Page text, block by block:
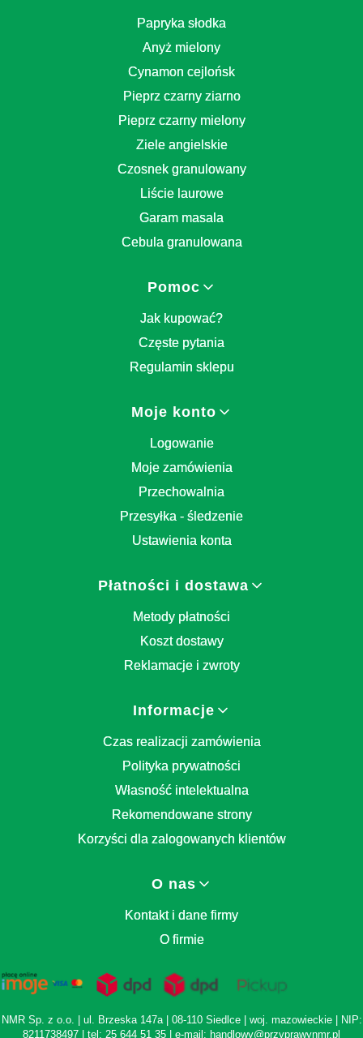
Papryka słodka
Anyż mielony
Cynamon cejlońsk
Pieprz czarny ziarno
Pieprz czarny mielony
Ziele angielskie
Czosnek granulowany
Liście laurowe
Garam masala
Cebula granulowana
Pomoc
Jak kupować?
Częste pytania
Regulamin sklepu
Moje konto
Logowanie
Moje zamówienia
Przechowalnia
Przesyłka - śledzenie
Ustawienia konta
Płatności i dostawa
Metody płatności
Koszt dostawy
Reklamacje i zwroty
Informacje
Czas realizacji zamówienia
Polityka prywatności
Własność intelektualna
Rekomendowane strony
Korzyści dla zalogowanych klientów
O nas
Kontakt i dane firmy
O firmie
NMR Sp. z o.o. | ul. Brzeska 147a | 08-110 Siedlce | woj. mazowieckie | NIP:
8211738497 | tel: 25 644 51 35 | e-mail: handlowy@przyprawynmr.pl